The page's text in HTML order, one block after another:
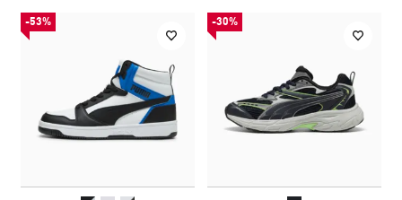
-53% -30%